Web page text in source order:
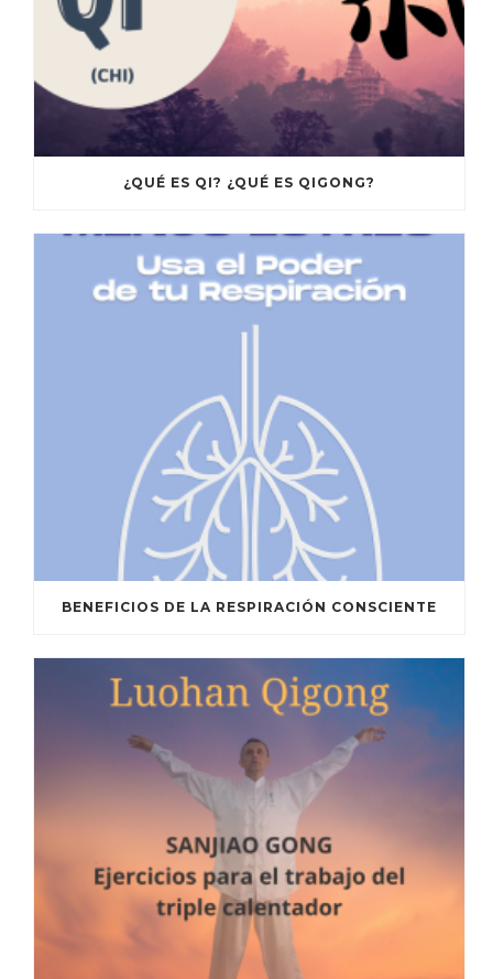
¿QUÉ ES QI? ¿QUÉ ES QIGONG?
BENEFICIOS DE LA RESPIRACIÓN CONSCIENTE